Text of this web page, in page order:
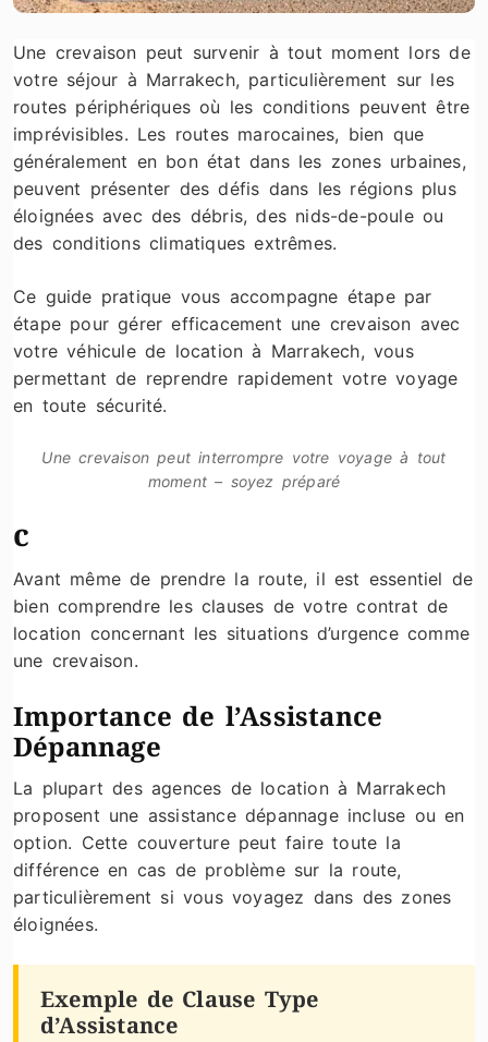
Une crevaison peut survenir à tout moment lors de
votre séjour à Marrakech, particulièrement sur les
routes périphériques où les conditions peuvent être
imprévisibles. Les routes marocaines, bien que
généralement en bon état dans les zones urbaines,
peuvent présenter des défis dans les régions plus
éloignées avec des débris, des nids-de-poule ou
des conditions climatiques extrêmes.
Ce guide pratique vous accompagne étape par
étape pour gérer efficacement une crevaison avec
votre véhicule de location à Marrakech, vous
permettant de reprendre rapidement votre voyage
en toute sécurité.
Une crevaison peut interrompre votre voyage à tout
moment – soyez préparé
c
Avant même de prendre la route, il est essentiel de
bien comprendre les clauses de votre contrat de
location concernant les situations d’urgence comme
une crevaison.
Importance de l’Assistance
Dépannage
La plupart des agences de location à Marrakech
proposent une assistance dépannage incluse ou en
option. Cette couverture peut faire toute la
différence en cas de problème sur la route,
particulièrement si vous voyagez dans des zones
éloignées.
Exemple de Clause Type
d’Assistance